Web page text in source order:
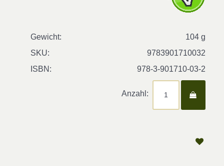
Gewicht:
104 g
SKU:
9783901710032
ISBN:
978-3-901710-03-2
Anzahl: